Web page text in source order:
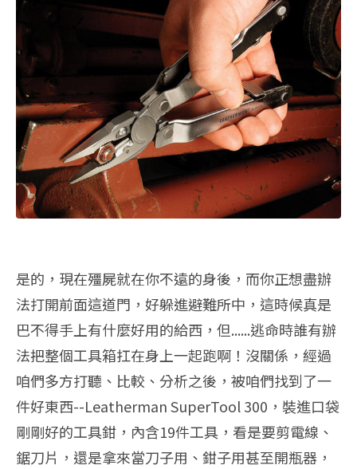
是的，現在殭屍就在你不遠的身後，而你正想盡辦
法打開前面這道門，好躲進避難所中，這時候真是
巴不得手上有什麼好用的給西，但......逃命時誰有辦
法把整個工具箱扛在身上一起跑啊！沒關係，經過
咱們多方打聽、比較、分析之後，被咱們找到了一
件好東西--Leatherman SuperTool 300，裝進口袋
剛剛好的工具鉗，內含19件工具，看是要剪電線、
鋸刀片，還是拿來當刀子用、鉗子用甚至開瓶器，